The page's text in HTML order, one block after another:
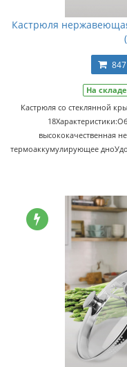
Кастрюля
На складе
Кастрюля со стеклянной
высококачественная
термоаккумулирующее